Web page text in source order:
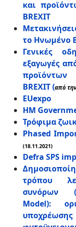
και
BREXIT
το Ηνωμένο
Γενικές
εξαγωγές
BREXIT (από
EUexpo
HM
Τρόφιμα
Phased
(18.11.2021)
Defra SPS
τρόπου
συνόρων
Model):
υποχρέωσης